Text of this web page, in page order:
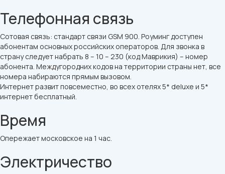
Телефонная связь
Сотовая связь: стандарт связи GSM 900. Роуминг доступен
абонентам основных российских операторов. Для звонка в
страну следует набрать 8 – 10 – 230 (код Маврикия) – номер
абонента. Междугородних кодов на территории страны нет, все
номера набираются прямым вызовом.
Интернет развит повсеместно, во всех отелях 5* deluxe и 5*
интернет бесплатный.
Время
Опережает московское на 1 час.
Электричество